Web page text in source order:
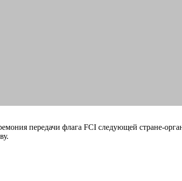
передачи флага FCI следующей стране-